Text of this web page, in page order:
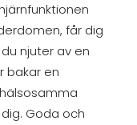
får dig
njuter av en
bakar en
Goda och